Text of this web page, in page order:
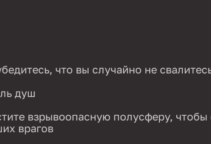
что вы случайно не
душ
взрывоопасную полусферу, чтобы
врагов